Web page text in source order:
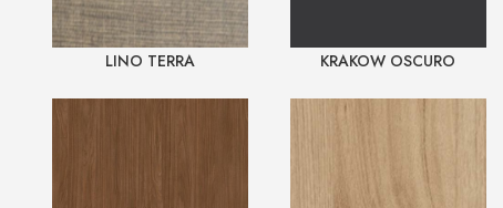
LINO TERRA KRAKOW OSCURO